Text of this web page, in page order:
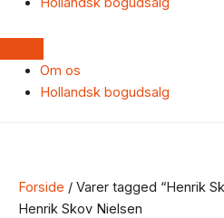
Om os
Hollandsk bogudsalg
Forside / Varer tagged “Henrik
Henrik Skov Nielsen